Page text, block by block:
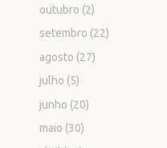
outubro (2)
setembro (22)
agosto (27)
julho (5)
junho (20)
maio (30)